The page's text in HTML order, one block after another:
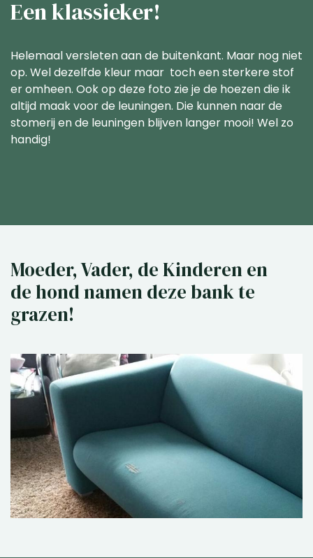
Een klassieker!
Helemaal versleten aan de buitenkant. Maar nog niet
op. Wel dezelfde kleur maar toch een sterkere stof
er omheen. Ook op deze foto zie je de hoezen die ik
altijd maak voor de leuningen. Die kunnen naar de
stomerij en de leuningen blijven langer mooi! Wel zo
handig!
Moeder, Vader, de Kinderen en
de hond namen deze bank te
grazen!